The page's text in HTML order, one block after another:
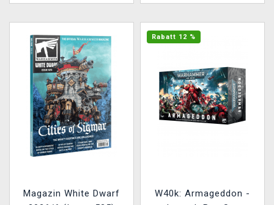
Magazin White Dwarf
Rabatt 12 %
W40k: Armageddon -